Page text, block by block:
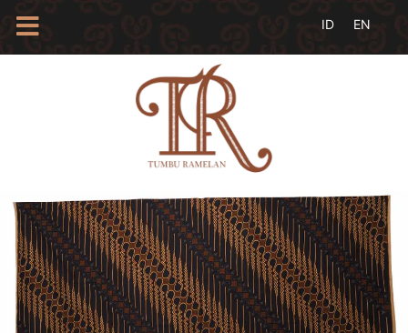
PROFIL
INSAN
BATIK
KAMUS
BATIK
KATALOG